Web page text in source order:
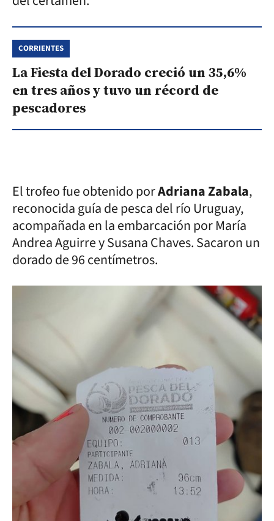
CORRIENTES
La Fiesta del Dorado creció un 35,6%
en tres años y tuvo un récord de
pescadores
El trofeo fue obtenido porAdriana Zabala,
reconocida guía de pesca del río Uruguay,
acompañada en la embarcación por María
Andrea Aguirre y Susana Chaves. Sacaron un
dorado de 96 centímetros.